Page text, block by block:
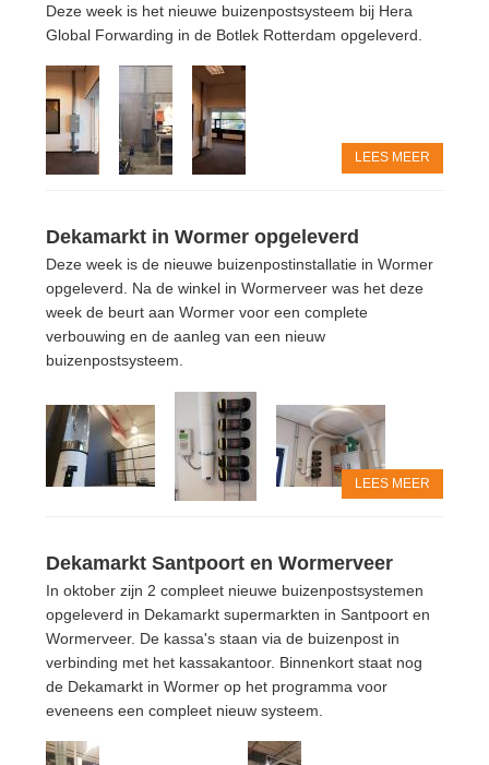
Deze week is het nieuwe buizenpostsysteem bij Hera
Global Forwarding in de Botlek Rotterdam opgeleverd.
LEES MEER
Dekamarkt in Wormer opgeleverd
Deze week is de nieuwe buizenpostinstallatie in Wormer
opgeleverd. Na de winkel in Wormerveer was het deze
week de beurt aan Wormer voor een complete
verbouwing en de aanleg van een nieuw
buizenpostsysteem.
LEES MEER
Dekamarkt Santpoort en Wormerveer
In oktober zijn 2 compleet nieuwe buizenpostsystemen
opgeleverd in Dekamarkt supermarkten in Santpoort en
Wormerveer. De kassa's staan via de buizenpost in
verbinding met het kassakantoor. Binnenkort staat nog
de Dekamarkt in Wormer op het programma voor
eveneens een compleet nieuw systeem.